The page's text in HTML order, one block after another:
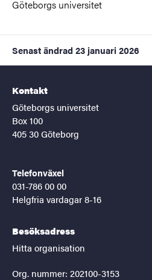
Göteborgs universitet
Senast ändrad 23 januari 2026
Kontakt
Göteborgs universitet
Box 100
405 30 Göteborg
Telefonväxel
031-786 00 00
Helgfria vardagar 8-16
Besöksadress
Hitta organisation
Org. nummer: 202100-3153